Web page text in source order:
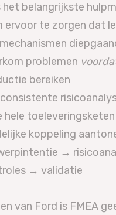
het belangrijkste
ervoor te zorgen dat
problemen
bereiken
consistente
hele toeleveringsketen
koppeling
→
→ validatie
van Ford is FMEA